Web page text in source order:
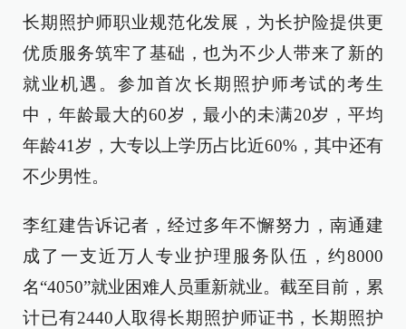
长期照护师职业规范化发展，为长护险提供更
优质服务筑牢了基础，也为不少人带来了新的
就业机遇。参加首次长期照护师考试的考生
中，年龄最大的60岁，最小的未满20岁，平均
年龄41岁，大专以上学历占比近60%，其中还有
不少男性。
李红建告诉记者，经过多年不懈努力，南通建
成了一支近万人专业护理服务队伍，约8000
名“4050”就业困难人员重新就业。截至目前，累
计已有2440人取得长期照护师证书，长期照护